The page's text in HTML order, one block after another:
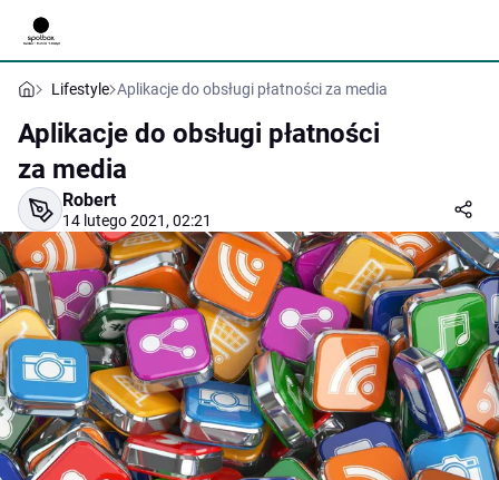
Lifestyle Aplikacje do obsługi płatności za media
Aplikacje do obsługi płatności
za media
Robert
14 lutego 2021, 02:21